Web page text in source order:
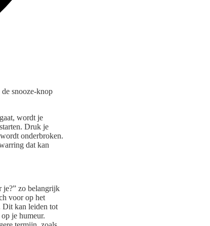
snooze-knop
wordt je
Druk je
onderbroken.
dat kan
je?” zo belangrijk
voor op het
Dit kan leiden tot
je humeur.